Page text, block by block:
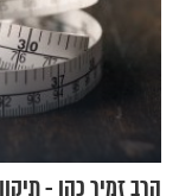
הרב זמיר כהן -